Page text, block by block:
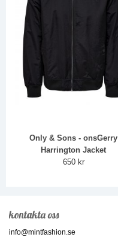
Only & Sons - onsGerry
Harrington Jacket
650 kr
kontakta oss
info@mintfashion.se